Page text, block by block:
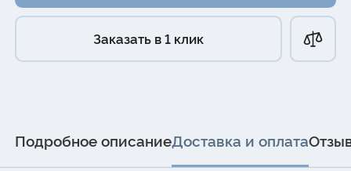
Заказать в 1 клик
Подробное описаниеДоставка и оплата